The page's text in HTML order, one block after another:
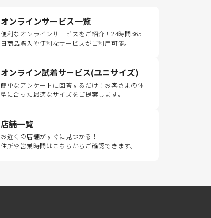
オンラインサービス一覧
便利なオンラインサービスをご紹介！24時間365
日商品購入や便利なサービスがご利用可能。
オンライン試着サービス(ユニサイズ)
簡単なアンケートに回答するだけ！お客さまの体
型に合った最適なサイズをご提案します。
店舗一覧
お近くの店舗がすぐに見つかる！
住所や営業時間はこちらからご確認できます。